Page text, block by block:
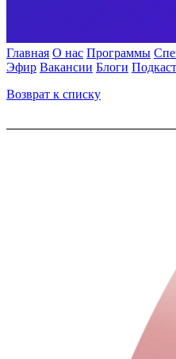
Главная О нас Программы
Эфир Вакансии Блоги
Возврат к списку